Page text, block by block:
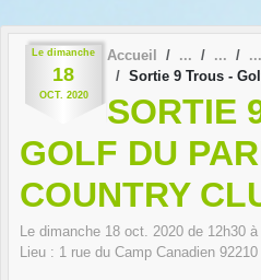
Le dimanche
18
OCT. 2020
Accueil
Sortie 9 Trous -
SORTIE
GOLF DU
COUNTRY
Le dimanche 18 oct. 2020 de 12h30 à
Lieu : 1 rue du Camp Canadien 92210